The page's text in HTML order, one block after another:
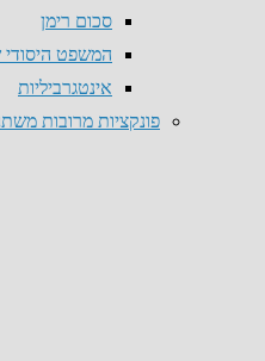
סכום רימן
המשפט
אינטגרביליות
פונקציות מרובות